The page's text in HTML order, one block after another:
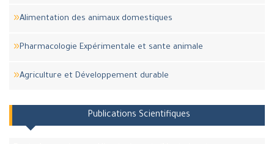
Alimentation des animaux domestiques
Pharmacologie Expérimentale et sante animale
Agriculture et Développement durable
Publications Scientifiques